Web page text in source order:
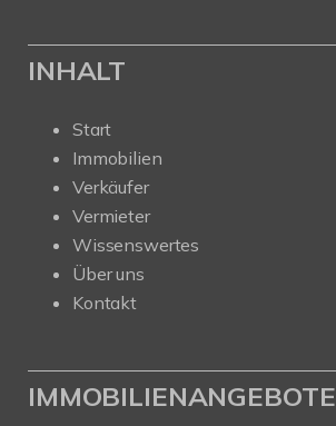
INHALT
Start
Immobilien
Verkäufer
Vermieter
Wissenswertes
Über uns
Kontakt
IMMOBILIENANGEBOTE